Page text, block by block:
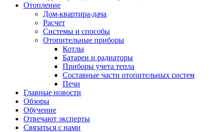
Отопление
Дом-квартира-дача
Расчет
Системы и способы
Отопительные приборы
Котлы
Батареи и радиаторы
Приборы учета тепла
Составные части отопительных систем
Печи
Главные новости
Обзоры
Обучение
Отвечают эксперты
Связаться с нами